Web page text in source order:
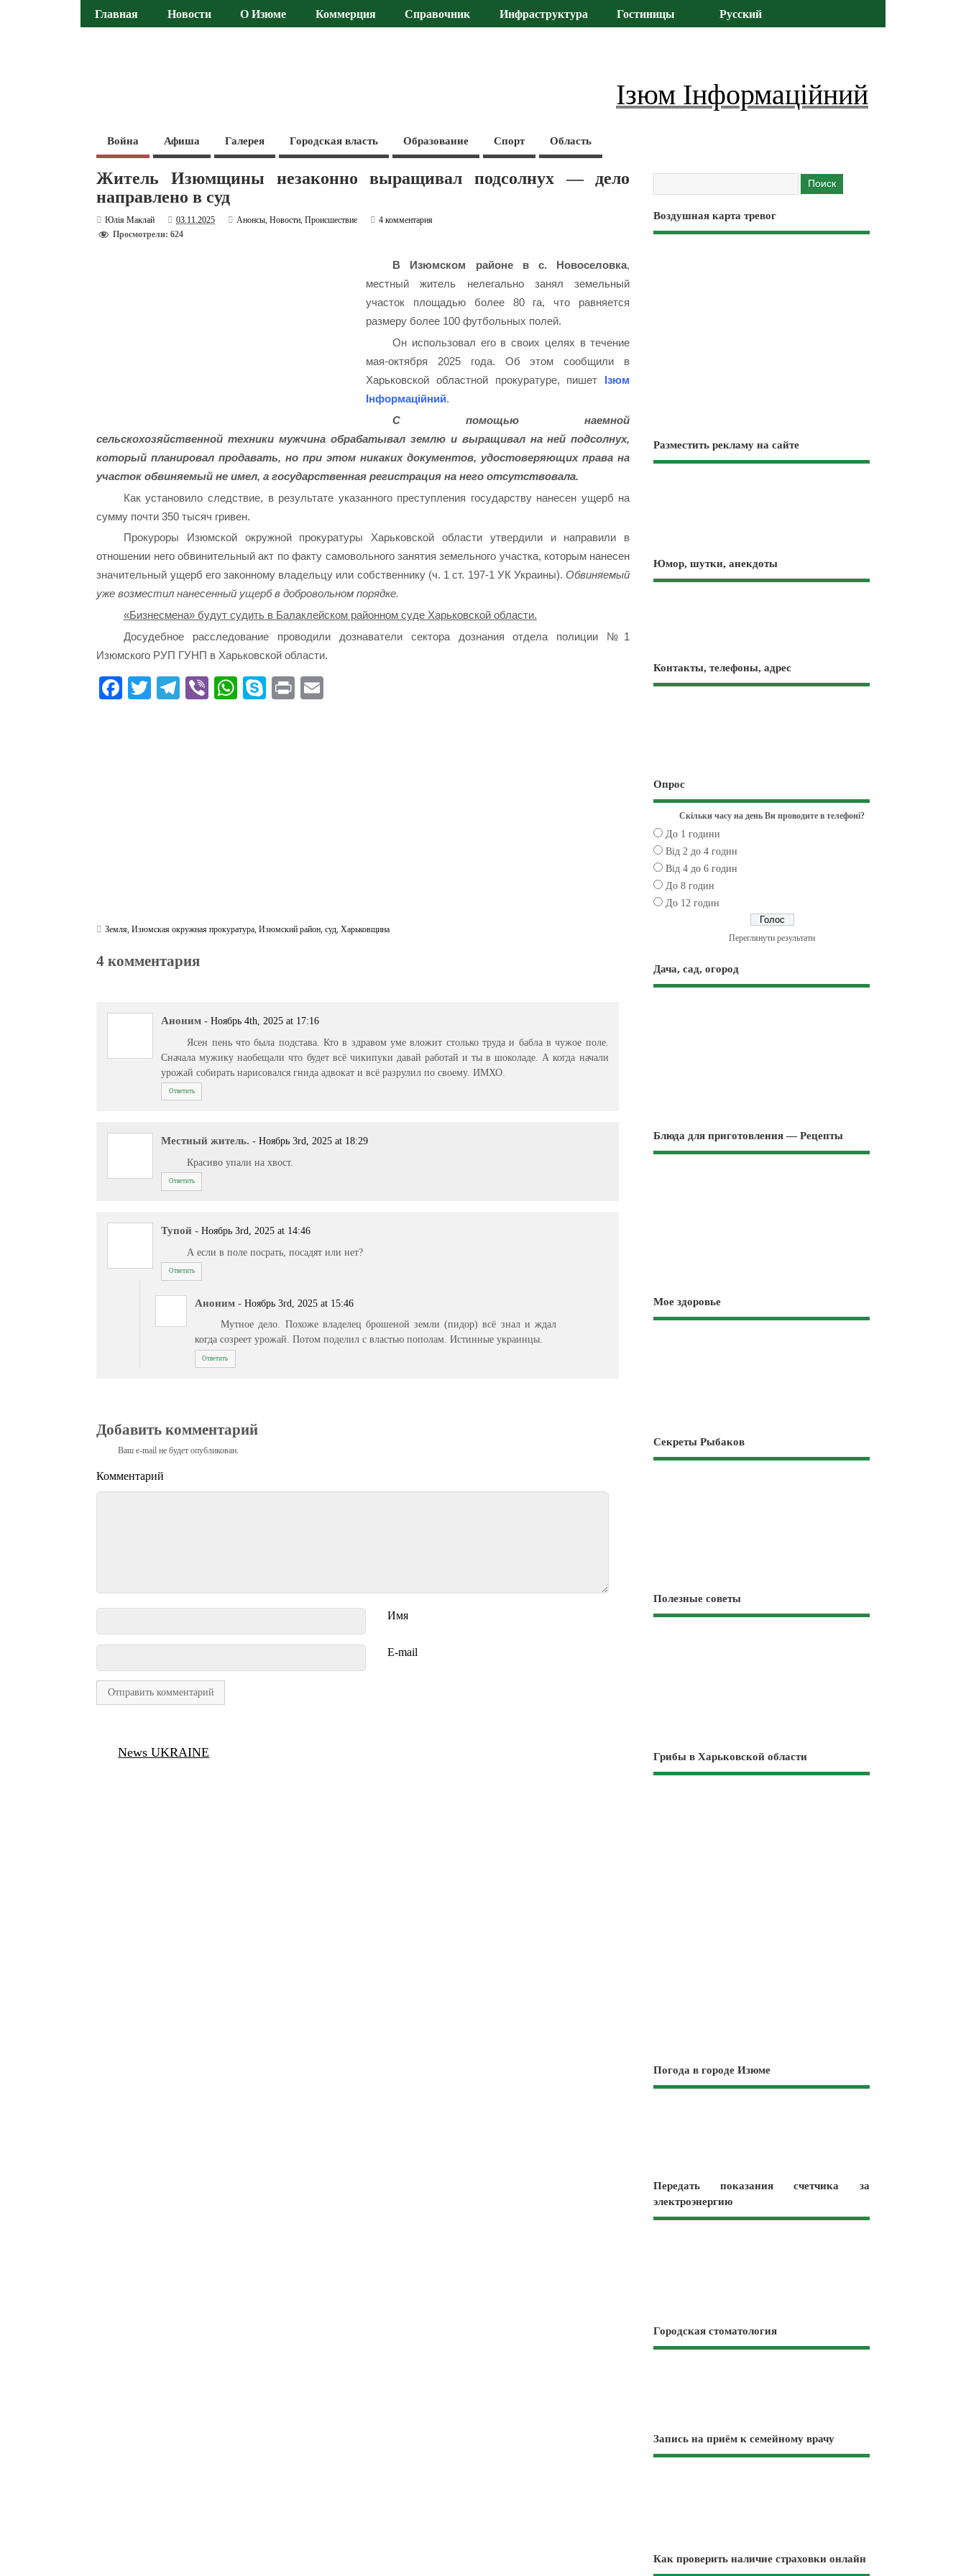
Главная Новости О Изюме Коммерция Справочник Инфраструктура Гостиницы Русский
Ізюм Інформаційний
Война Афиша Галерея Городская власть Образование Спорт Область
Житель Изюмщины незаконно выращивал подсолнух — дело
направлено в суд
Юлія Маклай 03.11.2025 Анонсы,Новости,Происшествие
4 комментария
Просмотрели: 624
В Изюмском районе в с. Новоселовка,
местный житель нелегально занял земельный
участок площадью более 80 га, что равняется
размеру более 100 футбольных полей.
Он использовал его в своих целях в течение
мая-октября 2025 года. Об этом сообщили в
Харьковской областной прокуратуре, пишет Ізюм
Інформаційний.
С помощью наемной
сельскохозяйственной техники мужчина обрабатывал землю и выращивал на ней подсолнух,
который планировал продавать, но при этом никаких документов, удостоверяющих права на
участок обвиняемый не имел, а государственная регистрация на него отсутствовала.
Как установило следствие, в результате указанного преступления государству нанесен ущерб на
сумму почти 350 тысяч гривен.
Прокуроры Изюмской окружной прокуратуры Харьковской области утвердили и направили в
отношении него обвинительный акт по факту самовольного занятия земельного участка, которым нанесен
значительный ущерб его законному владельцу или собственнику (ч. 1 ст. 197-1 УК Украины).Обвиняемый
уже возместил нанесенный ущерб в добровольном порядке.
«Бизнесмена» будут судить в Балаклейском районном суде Харьковской области.
Досудебное расследование проводили дознаватели сектора дознания отдела полиции №1
Изюмского РУП ГУНП в Харьковской области.
Fa T
Te Vi
W
S
Pr
Земля,Изюмская окружная прокуратура,Изюмский район,суд,Харьковщина
4 комментария
Аноним - Ноябрь 4th, 2025 at 17:16
Ясен пень что была подстава. Кто в здравом уме вложит столько труда и бабла в чужое поле.
Сначала мужику наобещали что будет всё чикипуки давай работай и ты в шоколаде. А когда начали
урожай собирать нарисовался гнида адвокат и всё разрулил по своему. ИМХО.
Ответить
Местный житель. - Ноябрь 3rd, 2025 at 18:29
Красиво упали на хвост.
Ответить
Тупой - Ноябрь 3rd, 2025 at 14:46
А если в поле посрать, посадят или нет?
Ответить
Аноним - Ноябрь 3rd, 2025 at 15:46
Мутное дело. Похоже владелец брошеной земли (пидор) всё знал и ждал
когда созреет урожай. Потом поделил с властью пополам. Истинные украинцы.
Ответить
Добавить комментарий
Ваш e-mail не будет опубликован.
Комментарий
Имя
E-mail
News UKRAINE
Воздушная карта тревог
Разместить рекламу на сайте
Юмор, шутки, анекдоты
Контакты, телефоны, адрес
Опрос
Скільки часу на день Ви проводите в телефоні?
До 1 години
Від 2 до 4 годин
Від 4 до 6 годин
До 8 годин
До 12 годин
Переглянути результати
Дача, сад, огород
Блюда для приготовления — Рецепты
Мое здоровье
Секреты Рыбаков
Полезные советы
Грибы в Харьковской области
Погода в городе Изюме
Передать показания счетчика за
электроэнергию
Городская стоматология
Запись на приём к семейному врачу
Как проверить наличие страховки онлайн